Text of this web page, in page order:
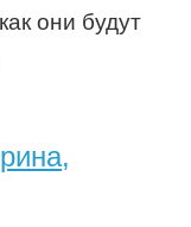
они будут